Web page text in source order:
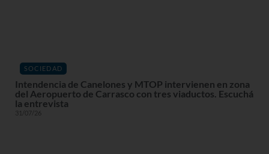
SOCIEDAD
Intendencia de Canelones y MTOP intervienen en zona
del Aeropuerto de Carrasco con tres viaductos. Escuchá
la entrevista
31/07/26